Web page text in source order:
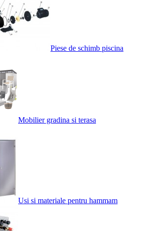
Piese de schimb piscina
Mobilier gradina si terasa
Usi si materiale pentru hammam